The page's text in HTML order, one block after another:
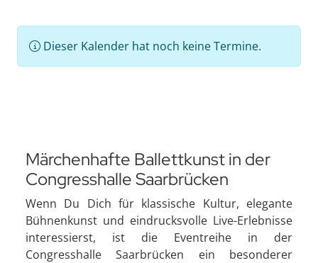
Dieser Kalender hat noch keine Termine.
Märchenhafte Ballettkunst in der
Congresshalle Saarbrücken
Wenn Du Dich für klassische Kultur, elegante
Bühnenkunst und eindrucksvolle Live-Erlebnisse
interessierst, ist die Eventreihe in der
Congresshalle Saarbrücken ein besonderer